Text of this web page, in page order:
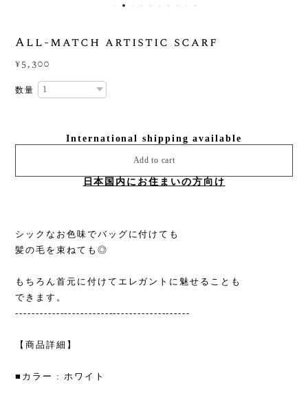
All-match artistic scarf
¥5,300
数量
International shipping available
Add to cart
日本国内にお住まいの方向け
シックなお色味でバッグに付けても
髪の毛を束ねても◎
もちろん首元に付けてエレガントに魅せることも
できます。
-------------------------------------------
【商品詳細】
■カラー : ホワイト